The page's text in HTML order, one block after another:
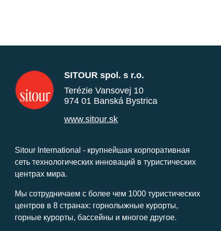
SITOUR spol. s r.o.
Terézie Vansovej 10
974 01 Banská Bystrica
www.sitour.sk
Sitour International - крупнейшая корпоративная
сеть технологических инноваций в туристических
центрах мира.
Мы сотрудничаем с более чем 1000 туристических
центров в 8 странах: горнолыжные курорты,
горные курорты, бассейны и многое другое.